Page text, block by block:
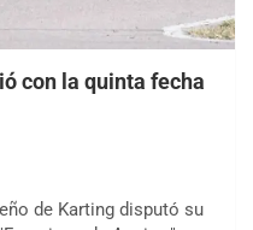
con la quinta fecha
de Karting disputó su